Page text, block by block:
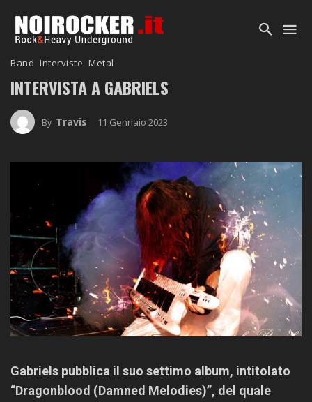
Band Interviste Metal
INTERVISTA A GABRIELS
By Travis 11 Gennaio 2023
Gabriels pubblica il suo settimo album, intitolato
“Dragonblood (Damned Melodies)”, del quale